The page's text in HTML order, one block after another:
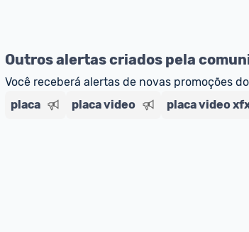
Outros alertas criados pela
Você receberá alertas de novas promoções
placa
placa video placa video